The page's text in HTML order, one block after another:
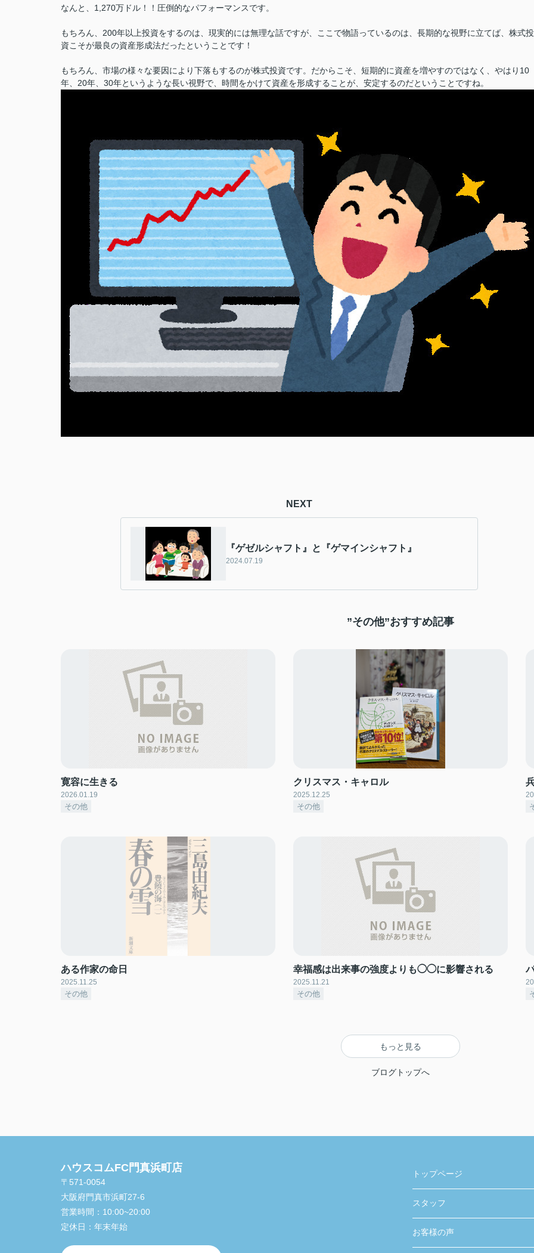
なんと、1,270万ドル！！圧倒的なパフォーマンスです。
もちろん、200年以上投資をするのは、現実的には無理な話ですが、ここで物語っているのは、長期的な視野に立てば、株式投
資こそが最良の資産形成法だったということです！
もちろん、市場の様々な要因により下落もするのが株式投資です。だからこそ、短期的に資産を増やすのではなく、やはり10
年、20年、30年というような長い視野で、時間をかけて資産を形成することが、安定するのだということですね。
NEXT
『ゲゼルシャフト』と『ゲマインシャフト』
2024.07.19
”その他”おすすめ記事
寛容に生きる
2026.01.19
その他
クリスマス・キャロル
2025.12.25
その他
ある作家の命日
2025.11.25
その他
幸福感は出来事の強度よりも◯◯に影響される
2025.11.21
その他
もっと見る
ブログトップへ
ハウスコムFC門真浜町店
〒571-0054
大阪府門真市浜町27-6
営業時間： 10:00~20:00
定休日： 年末年始
トップページ
スタッフ
お客様の声